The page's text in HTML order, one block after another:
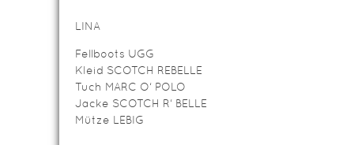
LINA
Fellboots UGG
Kleid SCOTCH REBELLE
Tuch MARC O‘ POLO
Jacke SCOTCH R‘ BELLE
Mütze LEBIG